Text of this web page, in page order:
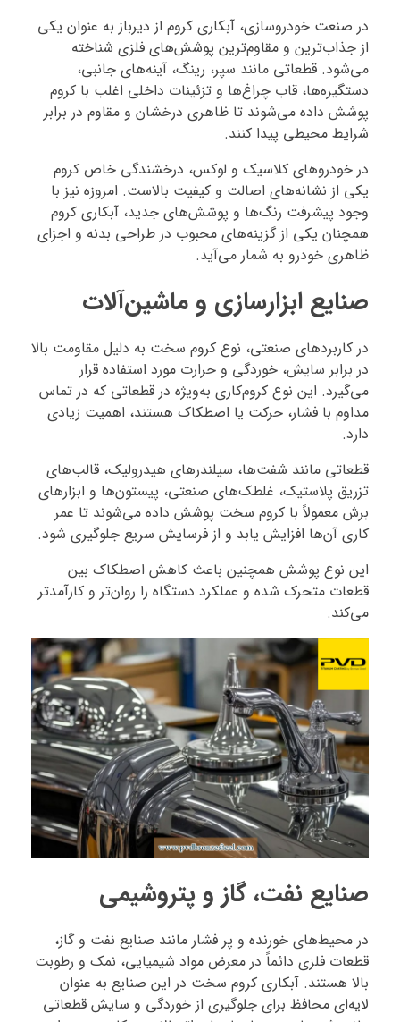
در صنعت خودروسازی، آبکاری کروم از دیرباز به عنوان یکی
از جذاب‌ترین و مقاوم‌ترین پوشش‌های فلزی شناخته
می‌شود. قطعاتی مانند سپر، رینگ، آینه‌های جانبی،
دستگیره‌ها، قاب چراغ‌ها و تزئینات داخلی اغلب با کروم
پوشش داده می‌شوند تا ظاهری درخشان و مقاوم در برابر
شرایط محیطی پیدا کنند.
در خودروهای کلاسیک و لوکس، درخشندگی خاص کروم
یکی از نشانه‌های اصالت و کیفیت بالاست. امروزه نیز با
وجود پیشرفت رنگ‌ها و پوشش‌های جدید، آبکاری کروم
همچنان یکی از گزینه‌های محبوب در طراحی بدنه و اجزای
ظاهری خودرو به شمار می‌آید.
صنایع ابزارسازی و ماشین‌آلات
در کاربردهای صنعتی، نوع کروم سخت به دلیل مقاومت بالا
در برابر سایش، خوردگی و حرارت مورد استفاده قرار
می‌گیرد. این نوع کروم‌کاری به‌ویژه در قطعاتی که در تماس
مداوم با فشار، حرکت یا اصطکاک هستند، اهمیت زیادی
دارد.
قطعاتی مانند شفت‌ها، سیلندرهای هیدرولیک، قالب‌های
تزریق پلاستیک، غلطک‌های صنعتی، پیستون‌ها و ابزارهای
برش معمولاً با کروم سخت پوشش داده می‌شوند تا عمر
کاری آن‌ها افزایش یابد و از فرسایش سریع جلوگیری شود.
این نوع پوشش همچنین باعث کاهش اصطکاک بین
قطعات متحرک شده و عملکرد دستگاه را روان‌تر و کارآمدتر
می‌کند.
صنایع نفت، گاز و پتروشیمی
در محیط‌های خورنده و پر فشار مانند صنایع نفت و گاز،
قطعات فلزی دائماً در معرض مواد شیمیایی، نمک و رطوبت
بالا هستند. آبکاری کروم سخت در این صنایع به عنوان
لایه‌ای محافظ برای جلوگیری از خوردگی و سایش قطعاتی